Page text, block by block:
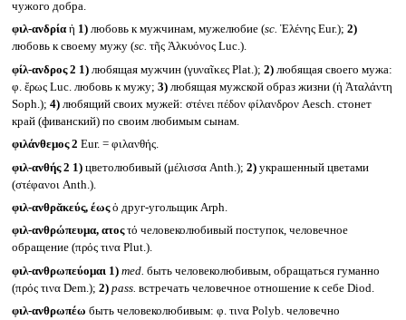
чужого добра.
φιλ-ανδρία ἡ 1)любовь к мужчинам, мужелюбие (sc. Ἑλένης Eur.); 2)
любовь к своему мужу (sc. τῆς Ἀλκυόνος Luc.).
φίλ-ανδρος 2 1)любящая мужчин (γυναῖκες Plat.); 2)любящая своего мужа:
φ. ἔρως Luc. любовь к мужу; 3)любящая мужской образ жизни (ἡ Ἀταλάντη
Soph.); 4)любящий своих мужей: στένει πέδον φίλανδρον Aesch. стонет
край (фиванский) по своим любимым сынам.
φιλάνθεμος 2 Eur. = φιλανθής.
φιλ-ανθής 2 1)цветолюбивый (μέλισσα Anth.); 2)украшенный цветами
(στέφανοι Anth.).
φιλ-ανθρᾰκεύς, έωςὁ друг-угольщик Arph.
φιλ-ανθρώπευμα, ατοςτό человеколюбивый поступок, человечное
обращение (πρός τινα Plut.).
φιλ-ανθρωπεύομαι 1) med. быть человеколюбивым, обращаться гуманно
(πρός τινα Dem.); 2) pass. встречать человечное отношение к себе Diod.
φιλ-ανθρωπέω быть человеколюбивым: φ. τινα Polyb. человечно